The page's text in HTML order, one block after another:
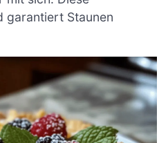
garantiert Staunen